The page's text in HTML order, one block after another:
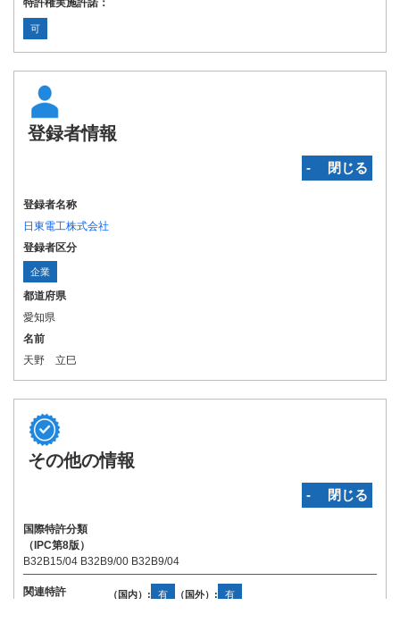
特許権実施許諾：
可
登録者情報
‐ 閉じる
登録者名称
日東電工株式会社
登録者区分
企業
都道府県
愛知県
名前
天野 立巳
その他の情報
‐ 閉じる
国際特許分類
（IPC第8版）
B32B15/04 B32B9/00 B32B9/04
関連特許 （国内）: 有 （国外）: 有